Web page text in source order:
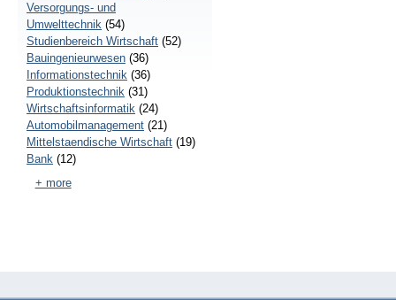
Versorgungs- und
Umwelttechnik (54)
Studienbereich Wirtschaft (52)
Bauingenieurwesen (36)
Informationstechnik (36)
Produktionstechnik (31)
Wirtschaftsinformatik (24)
Automobilmanagement (21)
Mittelstaendische Wirtschaft (19)
Bank (12)
+ more